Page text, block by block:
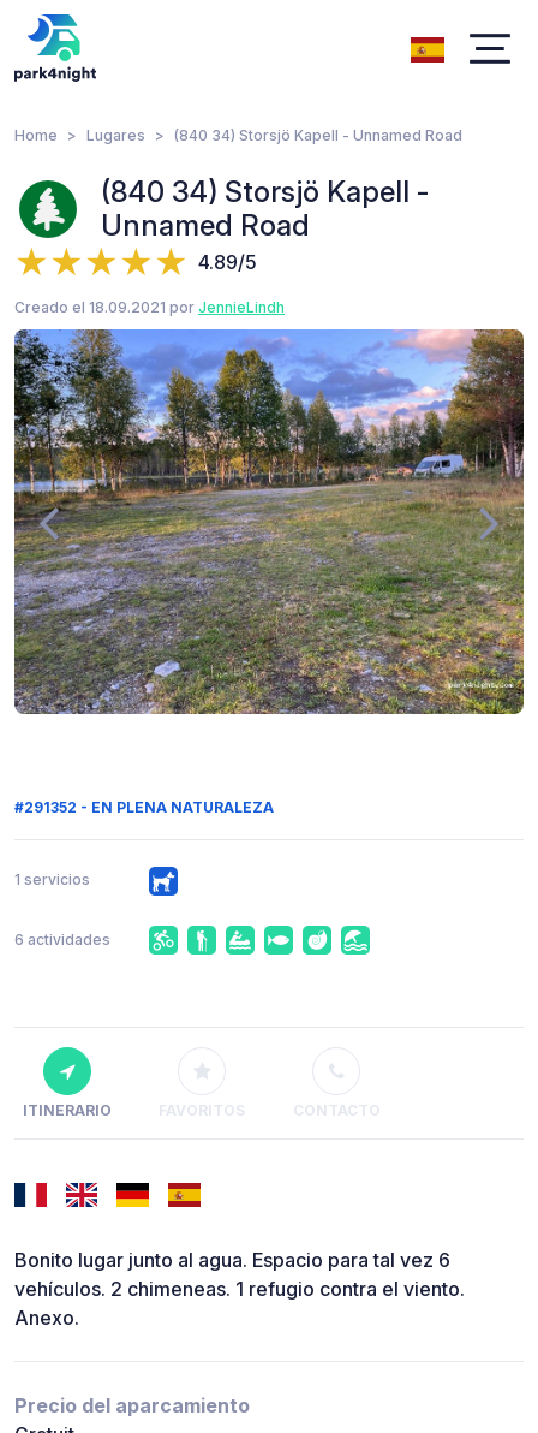
Home Lugares (840 34) Storsjö Kapell - Unnamed Road
(840 34) Storsjö Kapell -
Unnamed Road
4.89/5
Creado el 18.09.2021 por JennieLindh
#291352 - EN PLENA NATURALEZA
1 servicios
6 actividades
ITINERARIO FAVORITOS CONTACTO
Bonito lugar junto al agua. Espacio para tal vez 6
vehículos. 2 chimeneas. 1 refugio contra el viento.
Anexo.
Precio del aparcamiento